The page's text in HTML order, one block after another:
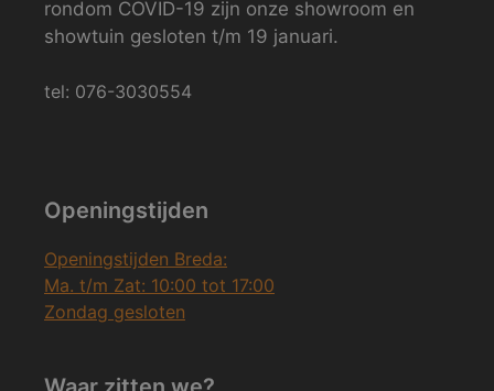
rondom COVID-19 zijn onze showroom en
showtuin gesloten t/m 19 januari.
tel: 076-3030554
Openingstijden
Openingstijden Breda:
Ma. t/m Zat: 10:00 tot 17:00
Zondag gesloten